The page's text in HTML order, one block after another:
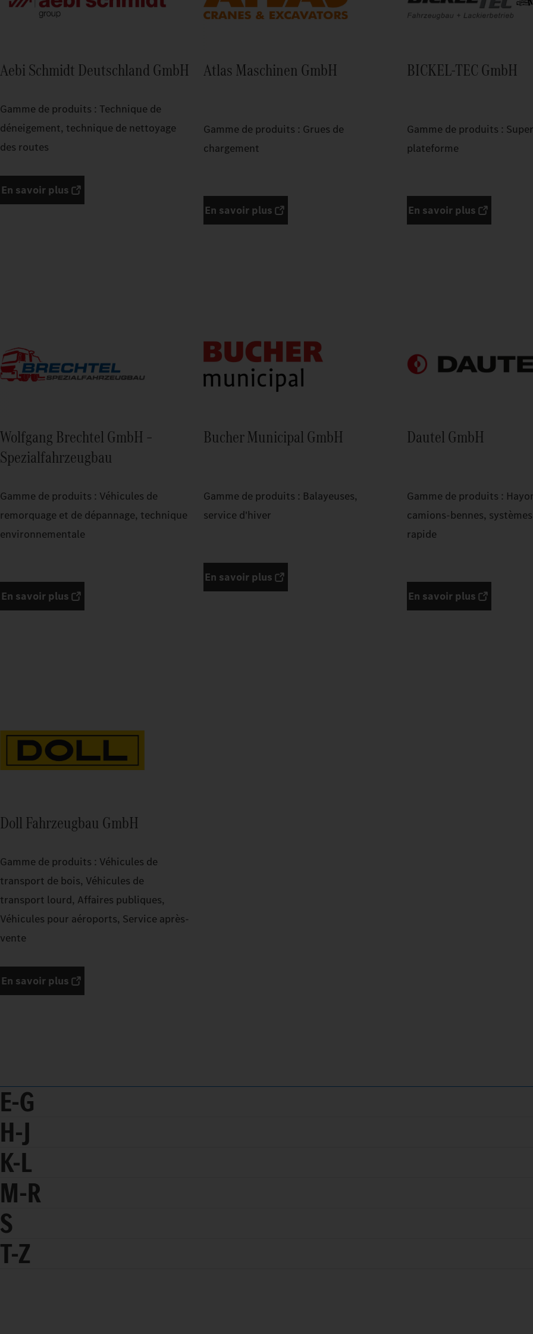
Aebi Schmidt Deutschland GmbH
Gamme de produits : Technique de
déneigement, technique de nettoyage
des routes
En savoir plus
Atlas Maschinen GmbH
Gamme de produits : Grues de
chargement
En savoir plus
BICKEL-TEC GmbH
Gamme de produits :
plateforme
En savoir plus
Wolfgang Brechtel GmbH –
Spezialfahrzeugbau
Gamme de produits : Véhicules de
remorquage et de dépannage, technique
environnementale
En savoir plus
Bucher Municipal GmbH
Gamme de produits : Balayeuses,
service d'hiver
En savoir plus
Dautel GmbH
Gamme de produits :
camions-bennes,
rapide
En savoir plus
Doll Fahrzeugbau GmbH
Gamme de produits : Véhicules de
transport de bois, Véhicules de
transport lourd, Affaires publiques,
Véhicules pour aéroports, Service après-
vente
En savoir plus
E-G
H-J
K-L
M-R
S
T-Z